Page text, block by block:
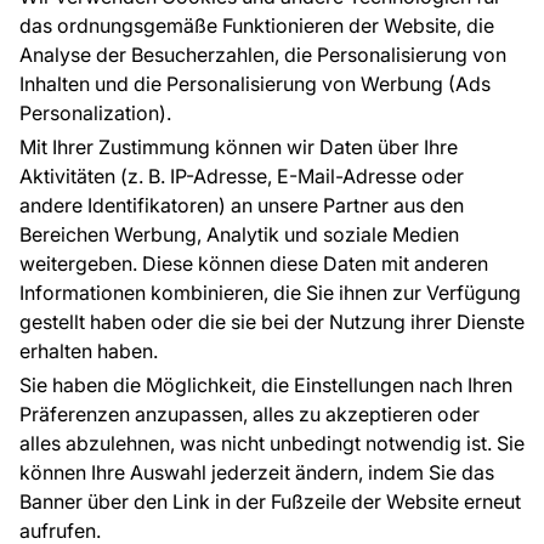
das ordnungsgemäße Funktionieren der Website, die
Analyse der Besucherzahlen, die Personalisierung von
Inhalten und die Personalisierung von Werbung (Ads
Personalization).
Mit Ihrer Zustimmung können wir Daten über Ihre
Aktivitäten (z. B. IP-Adresse, E-Mail-Adresse oder
andere Identifikatoren) an unsere Partner aus den
Bereichen Werbung, Analytik und soziale Medien
weitergeben. Diese können diese Daten mit anderen
Informationen kombinieren, die Sie ihnen zur Verfügung
gestellt haben oder die sie bei der Nutzung ihrer Dienste
erhalten haben.
Sie haben die Möglichkeit, die Einstellungen nach Ihren
Präferenzen anzupassen, alles zu akzeptieren oder
alles abzulehnen, was nicht unbedingt notwendig ist. Sie
können Ihre Auswahl jederzeit ändern, indem Sie das
Banner über den Link in der Fußzeile der Website erneut
aufrufen.
Raumvisualisierung
FÜR SIE
Blog
EU-Projekte
Ratschläge und Tipps
FAQ
ÜBER DAS UNTERNEHMEN
Kontakt
Haben Sie Fragen? Wir helfen Ihnen gerne weiter
und beraten Sie persönlich.
+49 781 95633072
service@tapeteneshop.de